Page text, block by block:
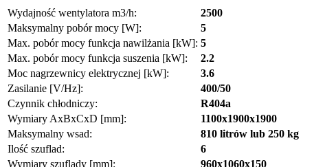
Wydajność wentylatora m3/h:
2500
Maksymalny pobór mocy [W]:
5
Max. pobór mocy funkcja nawilżania [kW]: 5
Max. pobór mocy funkcja suszenia [kW]:
2.2
Moc nagrzewnicy elektrycznej [kW]:
3.6
Zasilanie [V/Hz]:
400/50
Czynnik chłodniczy:
R404a
Wymiary AxBxCxD [mm]:
1100x1900x1900
Maksymalny wsad:
810 litrów lub 250 kg
Ilość szuflad:
6
Wymiary szuflady [mm]:
960x1060x150